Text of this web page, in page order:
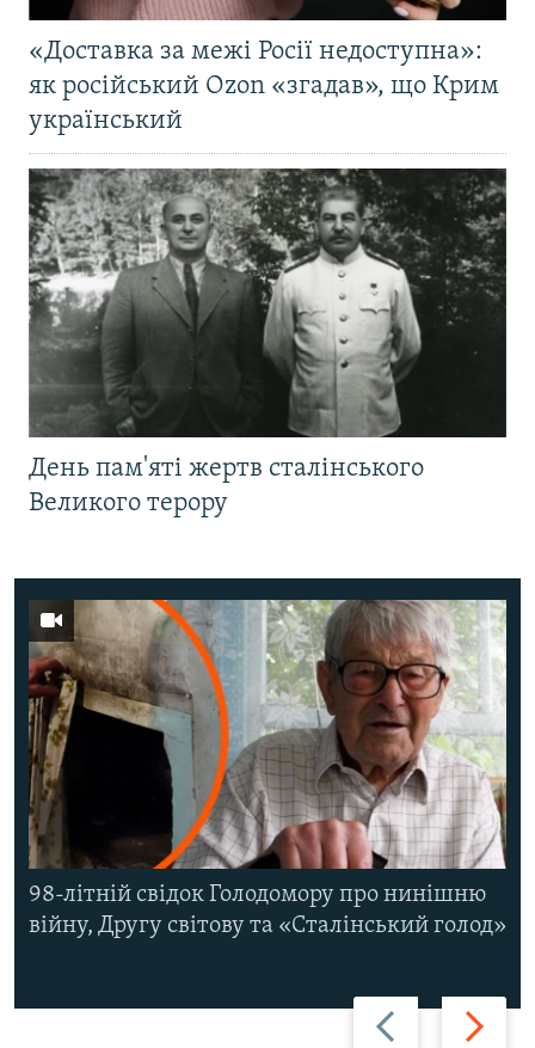
«Доставка за межі Росії недоступна»:
як російський Ozon «згадав», що Крим
український
День пам'яті жертв сталінського
Великого терору
Назад Вперед
98-літній свідок Голодомору про нинішню
війну, Другу світову та «Сталінський голод»